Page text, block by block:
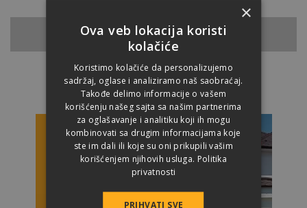
NAZAD NA CREPOVE
×
Ova veb lokacija koristi
kolačiće
Koristimo kolačiće da personalizujemo
sadržaj, oglase i analiziramo naš saobraćaj.
Takođe delimo informacije o vašem
korišćenju našeg sajta sa našim partnerima
za oglašavanje i analitiku koji ih mogu
kombinovati sa drugim informacijama koje
ste im dali ili koje su oni prikupili vašim
korišćenjem njihovih usluga. Politika
privatnosti
PRIHVATI SVE